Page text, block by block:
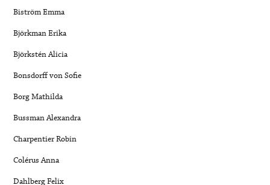
Biström Emma
Björkman Erika
Björkstén Alicia
Bonsdorff von Sofie
Borg Mathilda
Bussman Alexandra
Charpentier Robin
Colérus Anna
Dahlberg Felix